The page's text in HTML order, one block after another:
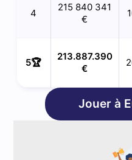
4
215 840 341
€
5🏆
213.887.390
€
Jouer à